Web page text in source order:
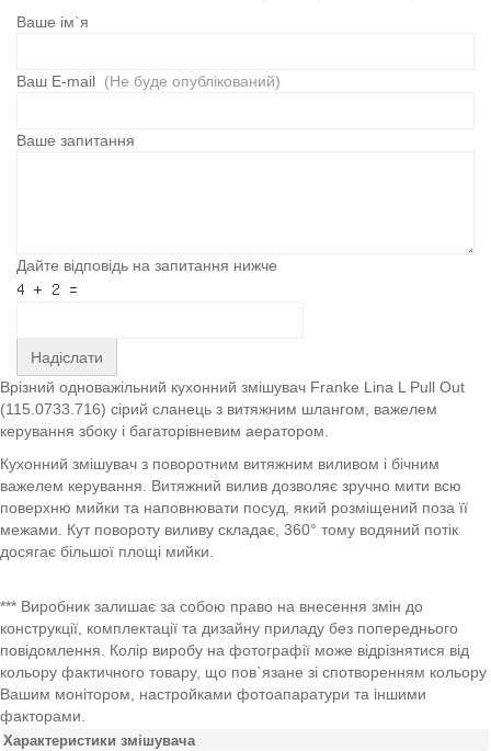
Ваше ім`я
Ваш E-mail (Не буде опублікований)
Ваше запитання
Дайте відповідь на запитання нижче
Надіслати
Врізний одноважільний кухонний змішувач Franke Lina L Pull Out
(115.0733.716) сірий сланець з витяжним шлангом, важелем
керування збоку і багаторівневим аератором.
Кухонний змішувач з поворотним витяжним виливом і бічним
важелем керування. Витяжний вилив дозволяє зручно мити всю
поверхню мийки та наповнювати посуд, який розміщений поза її
межами. Кут повороту виливу складає, 360° тому водяний потік
досягає більшої площі мийки.
*** Виробник залишає за собою право на внесення змін до
конструкції, комплектації та дизайну приладу без попереднього
повідомлення. Колір виробу на фотографії може відрізнятися від
кольору фактичного товару, що пов`язане зі спотворенням кольору
Вашим монітором, настройками фотоапаратури та іншими
факторами.
Характеристики змішувача